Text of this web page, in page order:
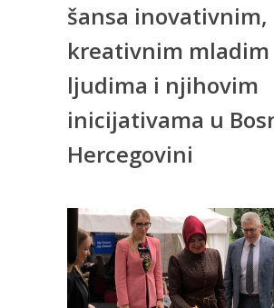
šansa inovativnim,
kreativnim mladim
ljudima i njihovim
inicijativama u
Hercegovini